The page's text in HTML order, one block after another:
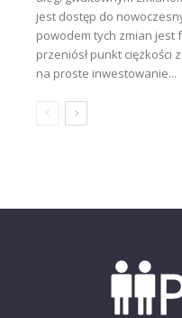
jest dostęp do
powodem tych zmian jest
przeniósł punkt ciężkości
na proste inwestowanie...